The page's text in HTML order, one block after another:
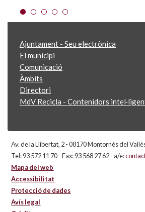
Ajuntament - Seu electrònica
El municipi
Comunicació
Àmbits
Directori
MdV Recicla - Contenidors
Av. de la Llibertat, 2 - 08170 Montornès del
Tel: 93 572 11 70 - Fax: 93 568 27 62 - a/e:
Mapa del web
Accessibilitat
Protecció de dades
Avís legal